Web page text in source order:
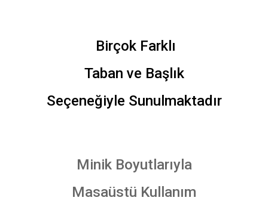
Birçok Farklı
Taban ve Başlık
Seçeneğiyle Sunulmaktadır
Minik Boyutlarıyla
Masaüstü Kullanım